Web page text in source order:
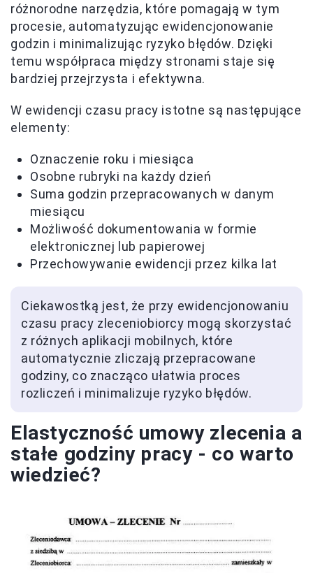
różnorodne narzędzia, które pomagają w tym
procesie, automatyzując ewidencjonowanie
godzin i minimalizując ryzyko błędów. Dzięki
temu współpraca między stronami staje się
bardziej przejrzysta i efektywna.
W ewidencji czasu pracy istotne są następujące
elementy:
Oznaczenie roku i miesiąca
Osobne rubryki na każdy dzień
Suma godzin przepracowanych w danym
miesiącu
Możliwość dokumentowania w formie
elektronicznej lub papierowej
Przechowywanie ewidencji przez kilka lat
Ciekawostką jest, że przy ewidencjonowaniu
czasu pracy zleceniobiorcy mogą skorzystać
z różnych aplikacji mobilnych, które
automatycznie zliczają przepracowane
godziny, co znacząco ułatwia proces
rozliczeń i minimalizuje ryzyko błędów.
Elastyczność umowy zlecenia a
stałe godziny pracy - co warto
wiedzieć?